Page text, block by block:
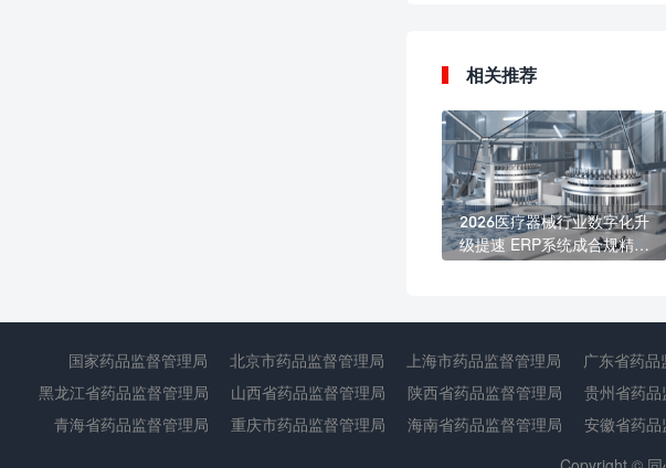
相关推荐
2026医疗器械行业数字化升
级提速 ERP系统成合规精益
国家药品监督管理局 北京市药品监督管理局 上海市药品监督管理局 广东省药品
黑龙江省药品监督管理局
山西省药品监督管理局 陕西省药品监督管理局 贵州省药品
青海省药品监督管理局
重庆市药品监督管理局 海南省药品监督管理局 安徽省药品